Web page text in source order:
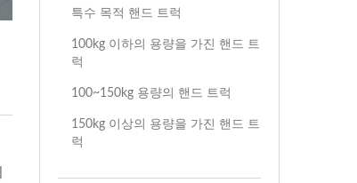
특수 목적 핸드 트럭
100kg 이하의 용량을 가진 핸드 트
럭
100~150kg 용량의 핸드 트럭
150kg 이상의 용량을 가진 핸드 트
럭